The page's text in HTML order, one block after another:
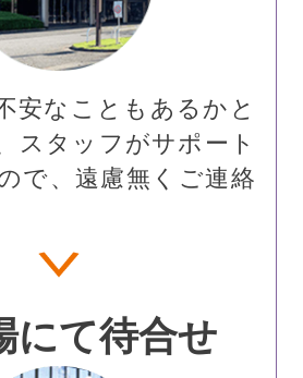
安なこともあるかと
スタッフがサポート
で、遠慮無くご連絡
にて待合せ